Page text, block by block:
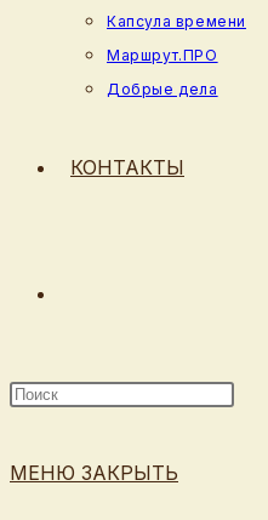
Капсула времени
Маршрут.ПРО
Добрые дела
КОНТАКТЫ
МЕНЮ ЗАКРЫТЬ